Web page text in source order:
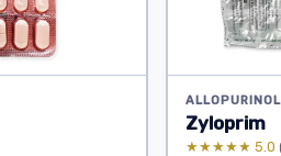
Zyloprim
★★★★★ 5.0